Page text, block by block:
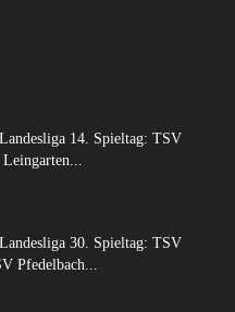
14. Spieltag: TSV
30. Spieltag: TSV
Pfedelbach...